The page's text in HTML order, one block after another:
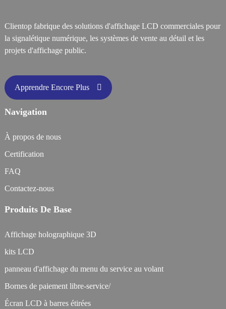
Clientop fabrique des solutions d'affichage LCD commerciales pour
la signalétique numérique, les systèmes de vente au détail et les
projets d'affichage public.
Apprendre Encore Plus
Navigation
À propos de nous
Certification
FAQ
Contactez-nous
Produits De Base
Affichage holographique 3D
kits LCD
panneau d'affichage du menu du service au volant
Bornes de paiement libre-service/
Écran LCD à barres étirées